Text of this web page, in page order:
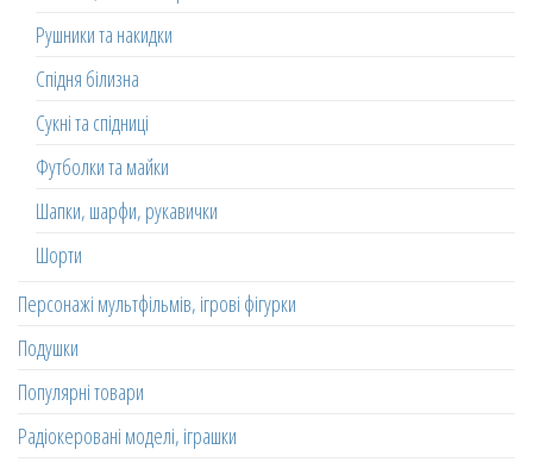
Рушники та накидки
Спідня білизна
Сукні та спідниці
Футболки та майки
Шапки, шарфи, рукавички
Шорти
Персонажі мультфільмів, ігрові фігурки
Подушки
Популярні товари
Радіокеровані моделі, іграшки